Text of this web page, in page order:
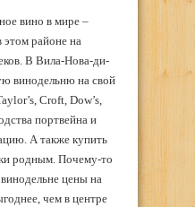
вино в мире –
этом районе на
В Вила-Нова-ди-
винодельню на свой
Croft, Dow’s,
портвейна и
А также купить
родным. Почему-то
цены на
чем в центре